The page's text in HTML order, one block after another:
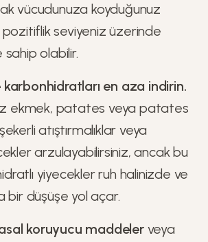
vücudunuza koyduğunuz
seviyeniz üzerinde
olabilir.
en aza indirin.
ekmek, patates veya patates
atıştırmalıklar veya
arzulayabilirsiniz, ancak bu
yiyecekler ruh halinizde ve
bir düşüşe yol açar.
koruyucu maddelerveya